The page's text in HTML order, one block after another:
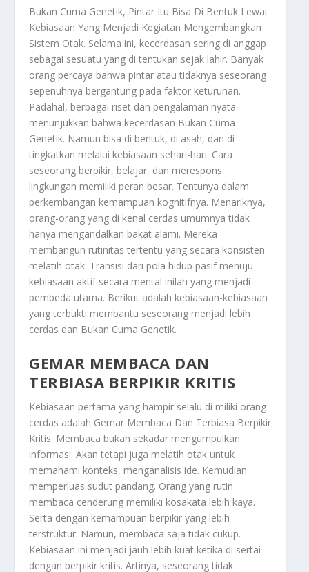
Bukan Cuma Genetik, Pintar Itu Bisa Di Bentuk Lewat
Kebiasaan Yang Menjadi Kegiatan Mengembangkan
Sistem Otak. Selama ini, kecerdasan sering di anggap
sebagai sesuatu yang di tentukan sejak lahir. Banyak
orang percaya bahwa pintar atau tidaknya seseorang
sepenuhnya bergantung pada faktor keturunan.
Padahal, berbagai riset dan pengalaman nyata
menunjukkan bahwa kecerdasan Bukan Cuma
Genetik. Namun bisa di bentuk, di asah, dan di
tingkatkan melalui kebiasaan sehari-hari. Cara
seseorang berpikir, belajar, dan merespons
lingkungan memiliki peran besar. Tentunya dalam
perkembangan kemampuan kognitifnya. Menariknya,
orang-orang yang di kenal cerdas umumnya tidak
hanya mengandalkan bakat alami. Mereka
membangun rutinitas tertentu yang secara konsisten
melatih otak. Transisi dari pola hidup pasif menuju
kebiasaan aktif secara mental inilah yang menjadi
pembeda utama. Berikut adalah kebiasaan-kebiasaan
yang terbukti membantu seseorang menjadi lebih
cerdas dan Bukan Cuma Genetik.
GEMAR MEMBACA DAN
TERBIASA BERPIKIR KRITIS
Kebiasaan pertama yang hampir selalu di miliki orang
cerdas adalah Gemar Membaca Dan Terbiasa Berpikir
Kritis. Membaca bukan sekadar mengumpulkan
informasi. Akan tetapi juga melatih otak untuk
memahami konteks, menganalisis ide. Kemudian
memperluas sudut pandang. Orang yang rutin
membaca cenderung memiliki kosakata lebih kaya.
Serta dengan kemampuan berpikir yang lebih
terstruktur. Namun, membaca saja tidak cukup.
Kebiasaan ini menjadi jauh lebih kuat ketika di sertai
dengan berpikir kritis. Artinya, seseorang tidak